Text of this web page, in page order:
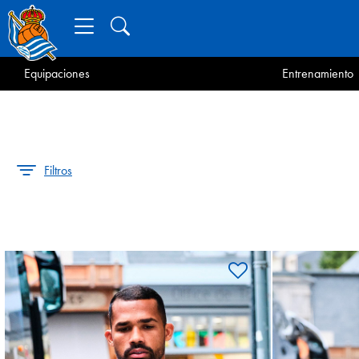
Equipaciones Entrenamiento
Filtros